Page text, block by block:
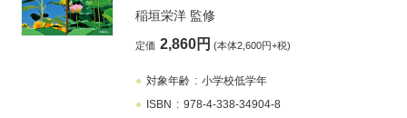
稲垣栄洋監修
定価 2,860円 (本体2,600円+税)
対象年齢
小学校低学年
ISBN
978-4-338-34904-8